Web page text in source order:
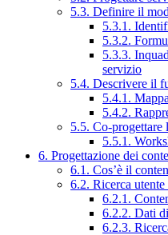
5.3. Definire il
5.3.1.
5.3.2.
5.3.3.
servizio
5.4. Descrivere il
5.4.1.
5.4.2.
5.5. Co-progettare
5.5.1.
6. Progettazione dei
6.1. Cos’è il
6.2. Ricerca
6.2.1.
6.2.2. Dati
6.2.3.